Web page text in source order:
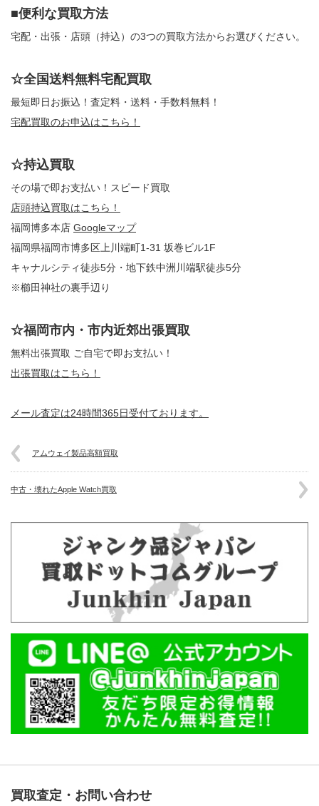
■便利な買取方法
宅配・出張・店頭（持込）の3つの買取方法からお選びください。
☆全国送料無料宅配買取
最短即日お振込！査定料・送料・手数料無料！
宅配買取のお申込はこちら！
☆持込買取
その場で即お支払い！スピード買取
店頭持込買取はこちら！
福岡博多本店 Googleマップ
福岡県福岡市博多区上川端町1-31 坂巻ビル1F
キャナルシティ徒歩5分・地下鉄中洲川端駅徒歩5分
※櫛田神社の裏手辺り
☆福岡市内・市内近郊出張買取
無料出張買取 ご自宅で即お支払い！
出張買取はこちら！
メール査定は24時間365日受付ております。
アムウェイ製品高額買取
中古・壊れたApple Watch買取
買取査定・お問い合わせ